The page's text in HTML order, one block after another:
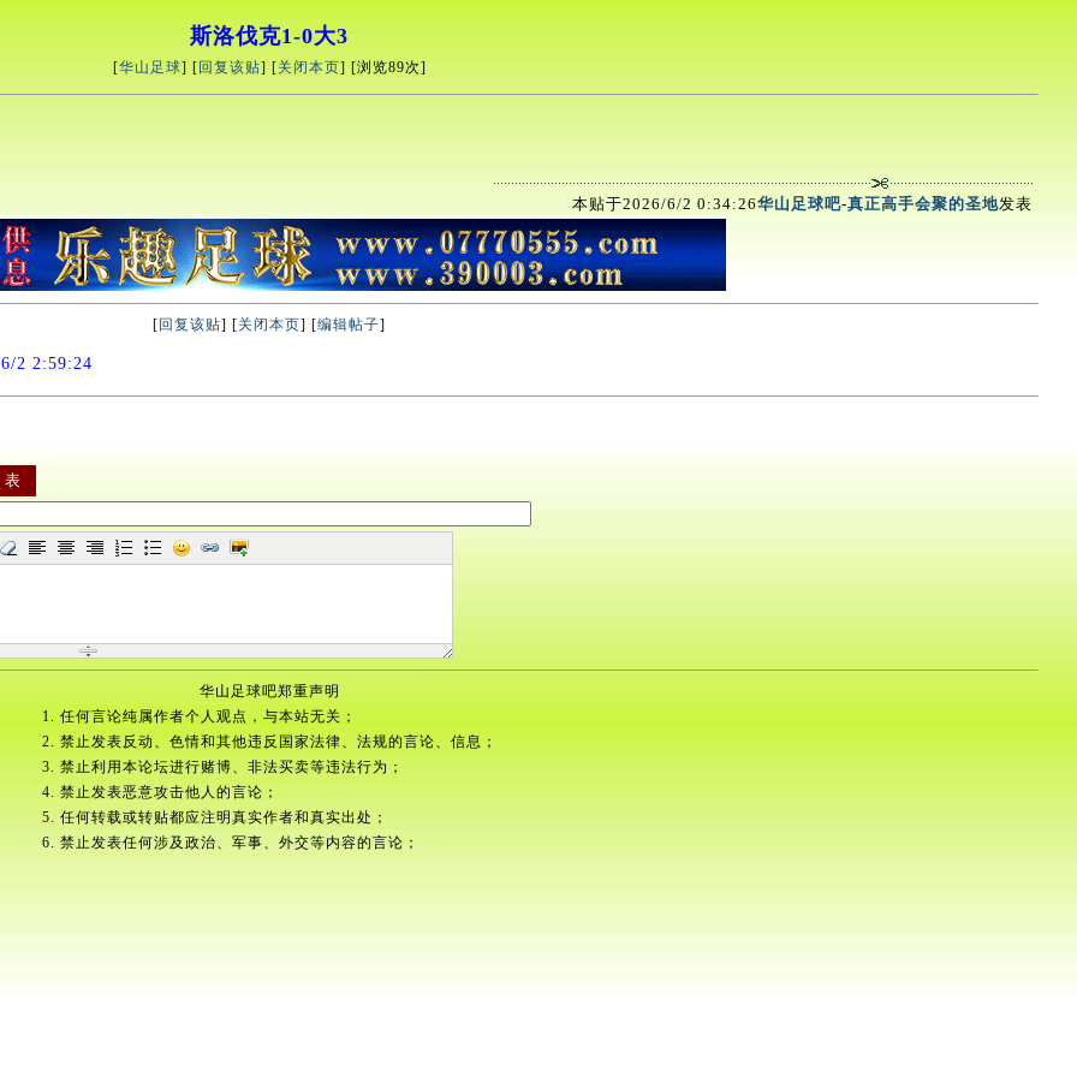
斯洛伐克1-0大3
[华山足球] [ 回复该贴] [关闭本页] [浏览89次]
本贴于2026/6/2 0:34:26华山足球吧-真正高手会聚的圣地发表
[ 回复该贴] [关闭本页] [编辑帖子]
2 2:59:24
华山足球吧郑重声明
1. 任何言论纯属作者个人观点，与本站无关；
2. 禁止发表反动、色情和其他违反国家法律、法规的言论、信息；
3. 禁止利用本论坛进行赌博、非法买卖等违法行为；
4. 禁止发表恶意攻击他人的言论；
5. 任何转载或转贴都应注明真实作者和真实出处；
6. 禁止发表任何涉及政治、军事、外交等内容的言论；